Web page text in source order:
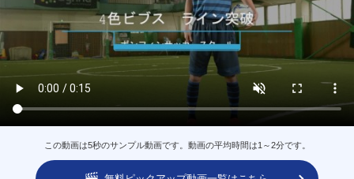
この動画は5秒のサンプル動画です。動画の平均時間は1～2分です。